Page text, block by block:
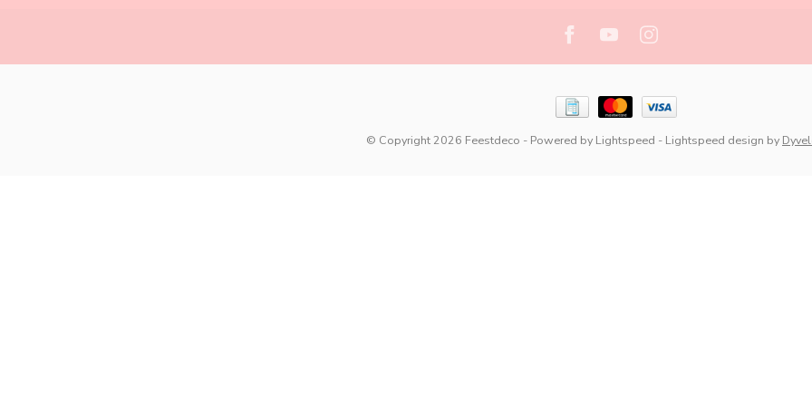
© Copyright 2026 Feestdeco - Powered by Lightspeed - Lightspeed design by